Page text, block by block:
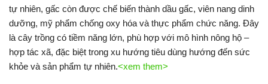
tự nhiên, gấc còn được chế biến thành dầu gấc, viên nang dinh
dưỡng, mỹ phẩm chống oxy hóa và thực phẩm chức năng. Đây
là cây trồng có tiềm năng lớn, phù hợp với mô hình nông hộ –
hợp tác xã, đặc biệt trong xu hướng tiêu dùng hướng đến sức
khỏe và sản phẩm tự nhiên.<xem them>